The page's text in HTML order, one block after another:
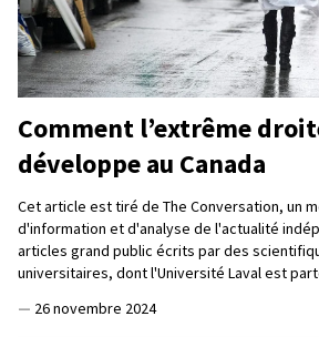
Comment l’extrême
développe au Canada
Cet article est tiré de The Conversation, un
d'information et d'analyse de l'actualité
articles grand public écrits par des
universitaires, dont l'Université Laval est
— 26 novembre 2024